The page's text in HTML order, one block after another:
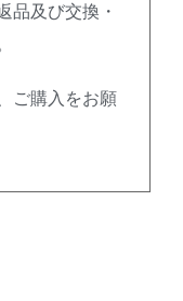
品及び交換・
ご購入をお願